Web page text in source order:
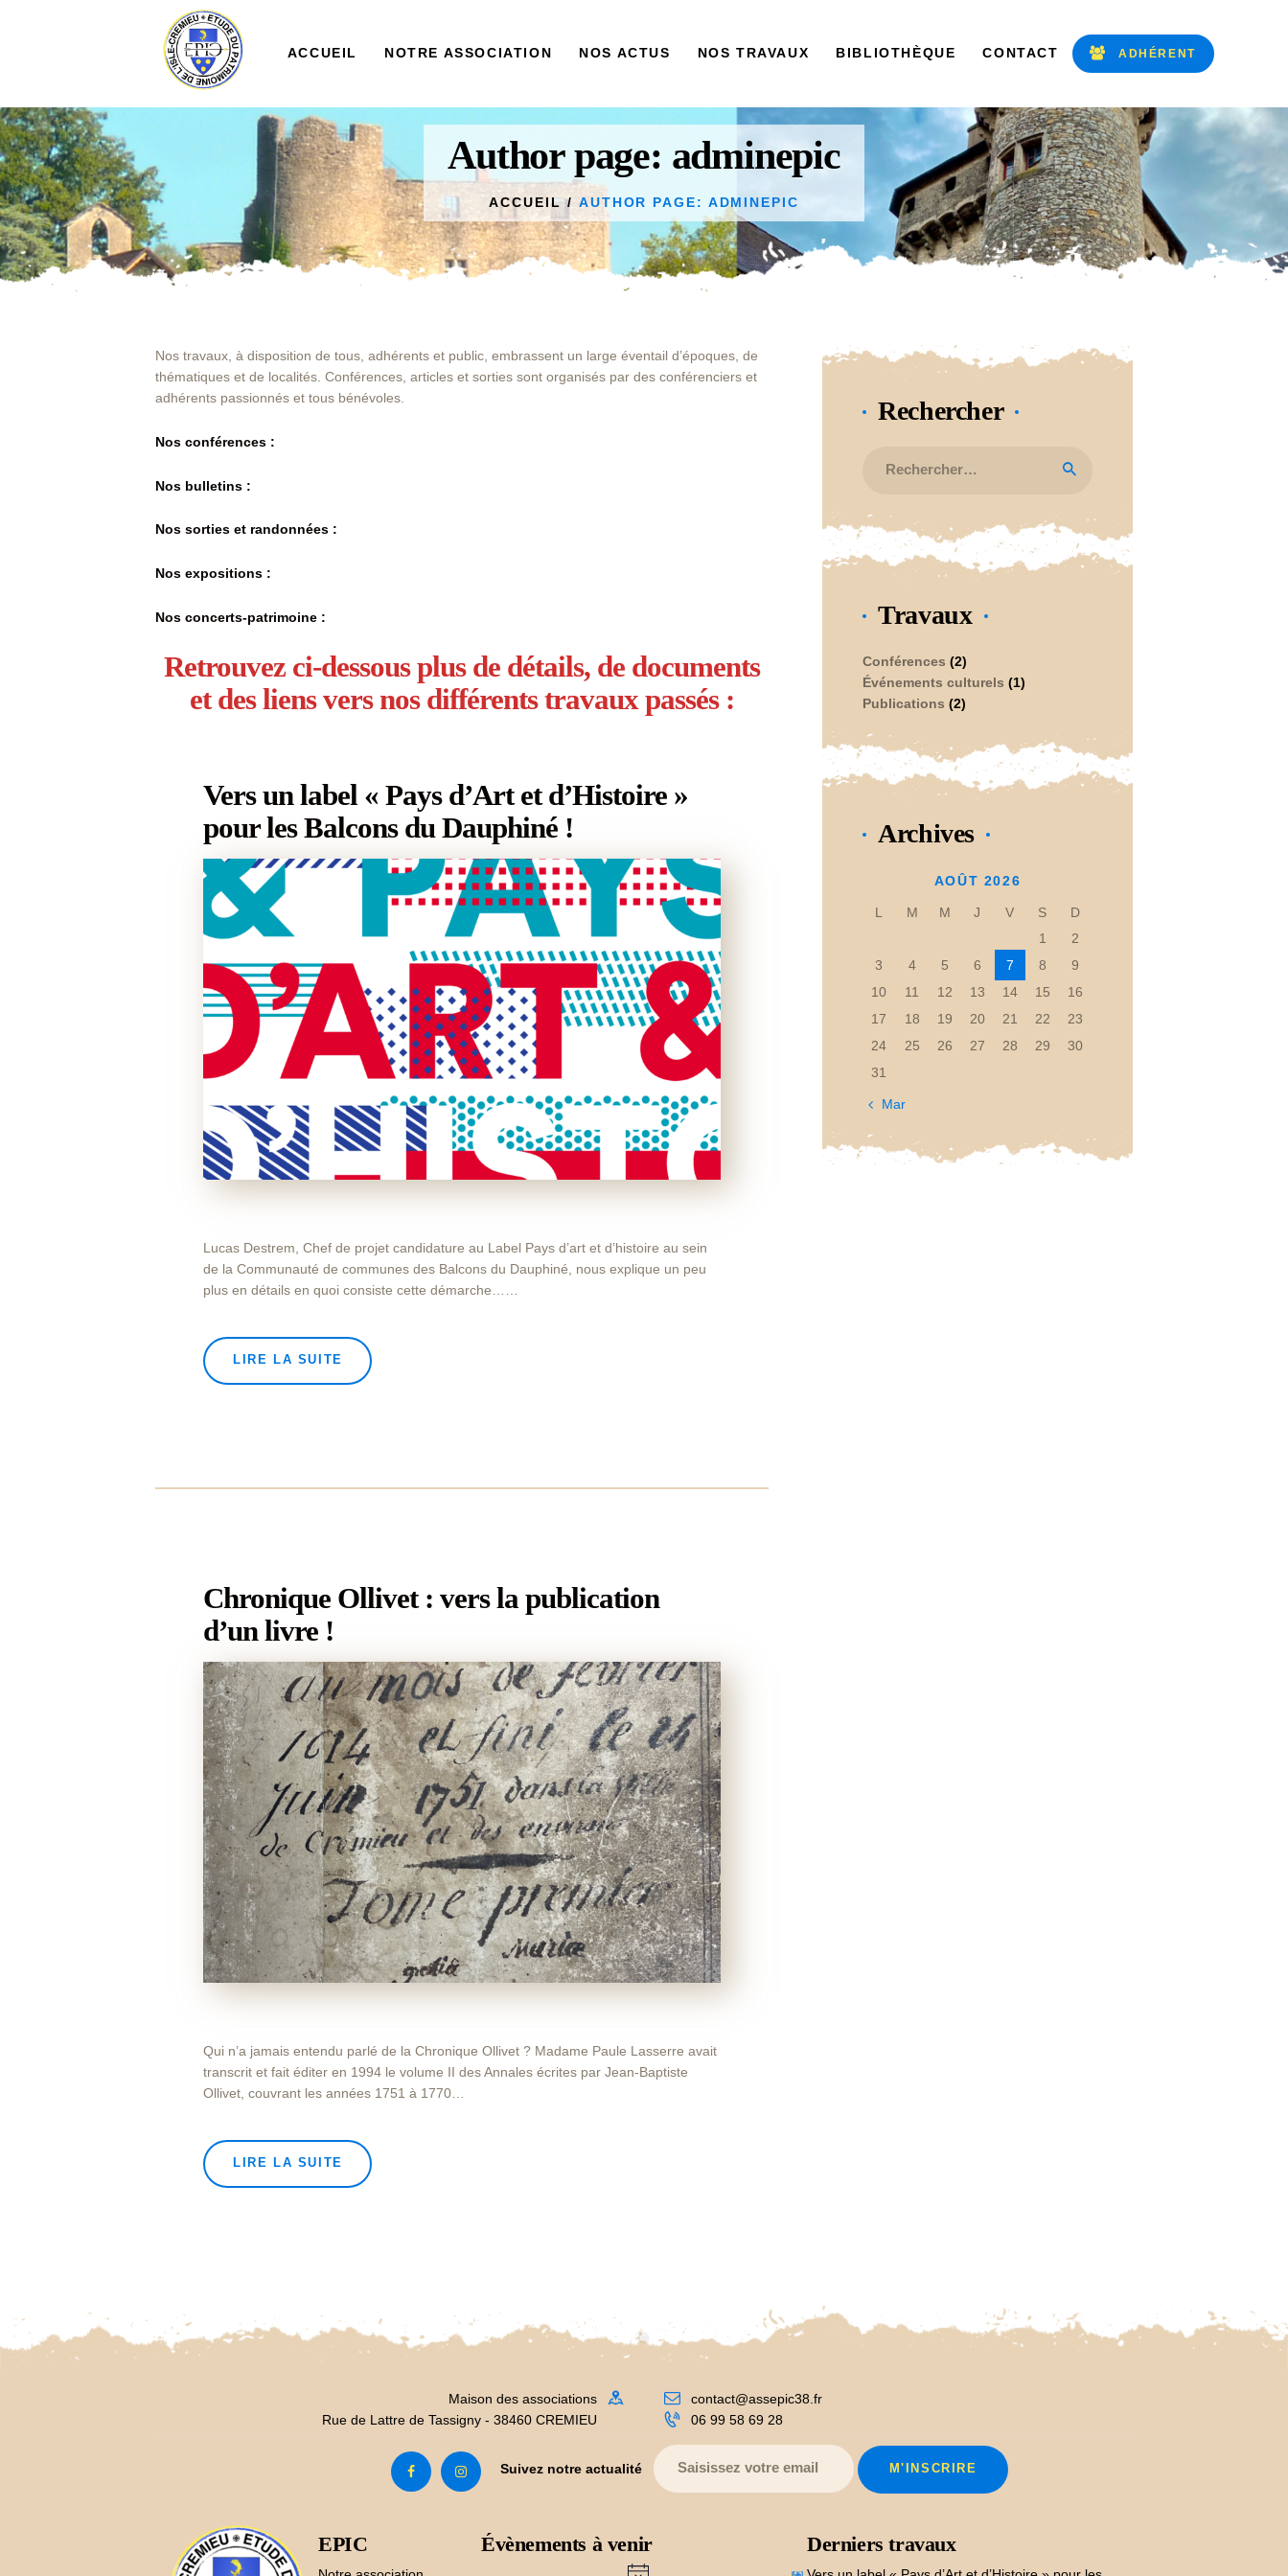
ACCUEIL NOTRE ASSOCIATION NOS ACTUS NOS TRAVAUX BIBLIOTHÈQUE CONTACT ADHÉRENT
Author page: adminepic
ACCUEIL AUTHOR PAGE: ADMINEPIC
NOTRE
ASSOCIATION
NOS ACTUS
NOS TRAVAUX
BIBLIOTHÈQUE
CONTACT
Nos travaux, à disposition de tous, adhérents et public, embrassent un large éventail d’époques, de
thématiques et de localités. Conférences, articles et sorties sont organisés par des conférenciers et
adhérents passionnés et tous bénévoles.
Nos conférences :
Nos bulletins :
Nos sorties et randonnées :
Nos expositions :
Nos concerts-patrimoine :
Retrouvez ci-dessous plus de détails, de documents
et des liens vers nos différents travaux passés :
Vers un label « Pays d’Art et d’Histoire »
pour les Balcons du Dauphiné !
Lucas Destrem, Chef de projet candidature au Label Pays d’art et d’histoire au sein
de la Communauté de communes des Balcons du Dauphiné, nous explique un peu
plus en détails en quoi consiste cette démarche……
LIRE LA SUITE
Chronique Ollivet : vers la publication
d’un livre !
Qui n’a jamais entendu parlé de la Chronique Ollivet ? Madame Paule Lasserre avait
transcrit et fait éditer en 1994 le volume II des Annales écrites par Jean-Baptiste
Ollivet, couvrant les années 1751 à 1770…
LIRE LA SUITE
Rechercher
Travaux
Conférences (2)
Événements culturels (1)
Publications (2)
Archives
AOÛT 2026
L M M J V S
D
1
2
3
4 5 6 7 8
9
10
11 12 13 14 15
16
17
18 19 20 21 22
23
24
25 26 27 28 29
30
31
« Mar
Maison des associations
Rue de Lattre de Tassigny - 38460 CREMIEU
contact@assepic38.fr
06 99 58 69 28
Suivez notre actualité
EPIC Évènements à venir
N
Derniers travaux